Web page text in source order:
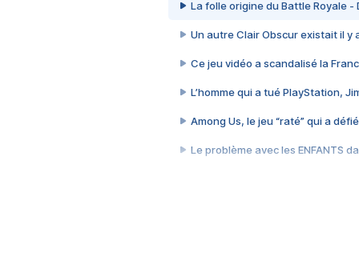
La folle origine du Battle Royale -
Un autre Clair Obscur existait il y
Ce jeu vidéo a scandalisé la
L’homme qui a tué PlayStation,
Among Us, le jeu “raté” qui a
Le problème avec les ENFANTS